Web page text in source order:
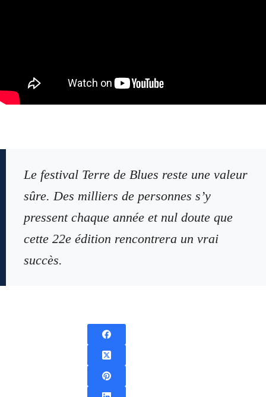
Le festival Terre de Blues reste une valeur
sûre. Des milliers de personnes s’y
pressent chaque année et nul doute que
cette 22e édition rencontrera un vrai
succès.